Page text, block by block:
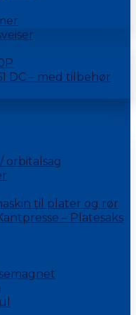
DC – med tilbehør
orbitalsag
til plater og rør
– Platesaks